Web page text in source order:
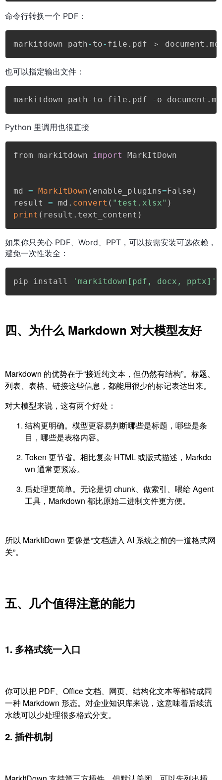
命令行转换一个 PDF：
markitdown path- to- file . pdf ＞ document . md
也可以指定输出文件：
markitdown path- to- file . pdf - o document . md
Python 里调用也很直接
from markitdown import MarkItDown
md = MarkItDown ( enable_plugins=False )
result = md . convert ( "test.xlsx" )
print ( result . text_content )
如果你只关心 PDF、Word、PPT，可以按需安装可选依赖，
避免一次性装全：
pip install 'markitdown[pdf, docx, pptx]'
四、为什么 Markdown 对大模型友好
Markdown 的优势在于“接近纯文本，但仍然有结构”。标题、
列表、表格、链接这些信息，都能用很少的标记表达出来。
对大模型来说，这有两个好处：
结构更明确。模型更容易判断哪些是标题，哪些是条
目，哪些是表格内容。
Token 更节省。相比复杂 HTML 或版式描述，Markdo
wn 通常更紧凑。
后处理更简单。无论是切 chunk、做索引、喂给 Agent
工具，Markdown 都比原始二进制文件更方便。
所以 MarkItDown 更像是“文档进入 AI 系统之前的一道格式网
关”。
五、几个值得注意的能力
1. 多格式统一入口
你可以把 PDF、Office 文档、网页、结构化文本等都转成同
一种 Markdown 形态。对企业知识库来说，这意味着后续流
水线可以少处理很多格式分支。
2. 插件机制